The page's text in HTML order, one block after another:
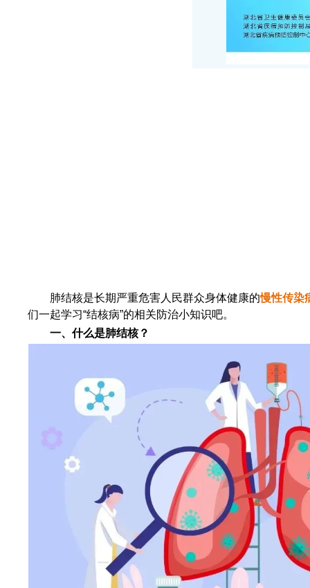
肺结核是长期严重危害人民群众身体健康的慢性传染
们一起学习“结核病”的相关防治小知识吧。
一、什么是肺结核？